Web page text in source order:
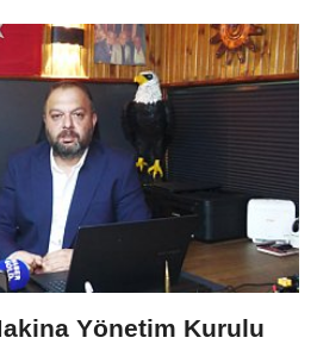
Yönetim Kurulu